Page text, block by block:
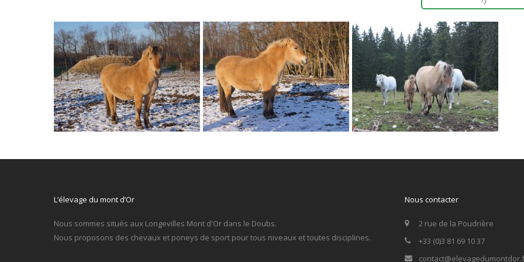
L’élevage du mont d’Or
Nous sommes situés aux Longevilles Mont d'Or dans le Doubs.
Nous proposons des chevaux et poneys de sport pour tous niveaux et toutes disciplines.
Nous contacter
2 rue de la Poudrière
+33 (0)3 81 69 10 37